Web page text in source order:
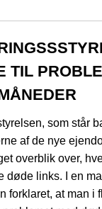
TIL
som står
af de nye
overblik over,
døde links. I en
forklaret, at man i